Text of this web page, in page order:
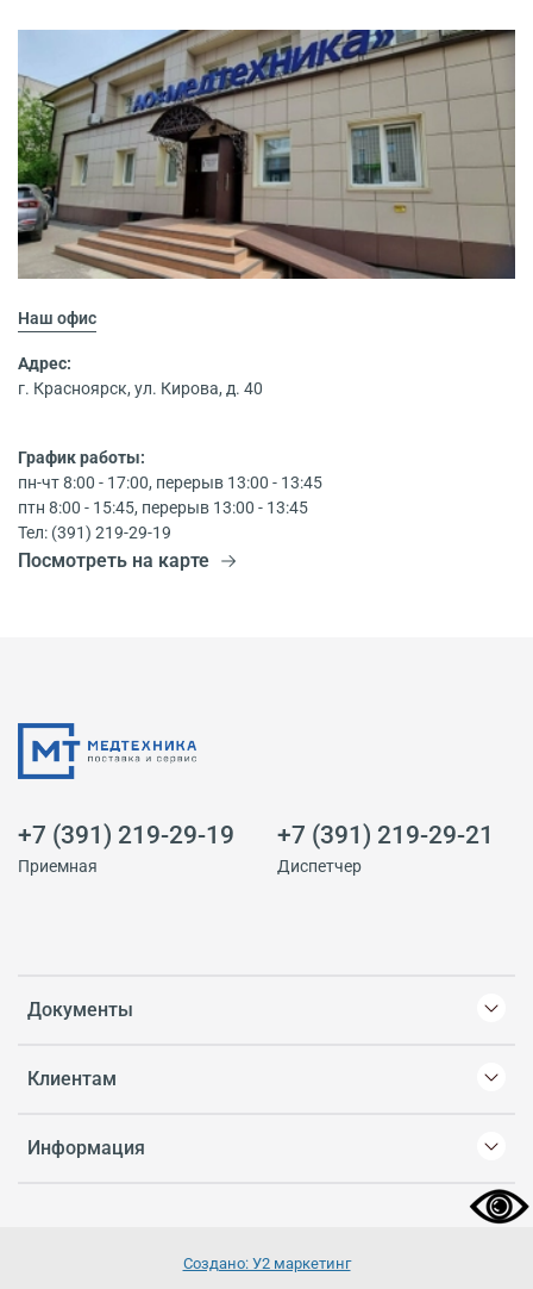
Наш офис
Адрес:
г. Красноярск, ул. Кирова, д. 40
График работы:
пн-чт 8:00 - 17:00, перерыв 13:00 - 13:45
птн 8:00 - 15:45, перерыв 13:00 - 13:45
Тел: (391) 219-29-19
Посмотреть на карте
Документы
Клиентам
Информация
+7 (391) 219-29-19
Приемная
+7 (391) 219-29-21
Диспетчер
Создано: У2 маркетинг